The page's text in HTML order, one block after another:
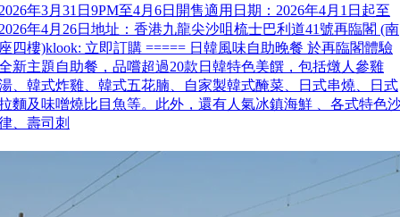
年3月31日9PM至4月6日開售適用日期：2026年4月1日起至
年4月26日地址：香港九龍尖沙咀梳士巴利道41號再臨閣 (南
四樓)klook: 立即訂購 ===== 日韓風味自助晚餐 於再臨閣體驗
新主題自助餐，品嚐超過20款日韓特色美饌，包括燉人參雞
、韓式炸雞、韓式五花腩、自家製韓式醃菜、日式串燒、日式
麵及味噌燒比目魚等。此外，還有人氣冰鎮海鮮 、各式特色
、壽司刺